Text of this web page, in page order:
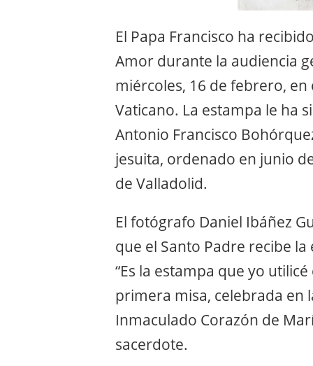
El Papa Francisco ha
Amor durante la audiencia
miércoles, 16 de febrero, en
Vaticano. La estampa le ha
Antonio Francisco
jesuita, ordenado en junio
de Valladolid.
El fotógrafo Daniel Ibáñez
que el Santo Padre recibe
“Es la estampa que yo
primera misa, celebrada en
Inmaculado Corazón de
sacerdote.